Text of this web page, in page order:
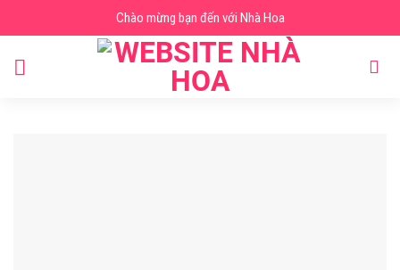
to
content
Chào mừng bạn đến với Nhà Hoa